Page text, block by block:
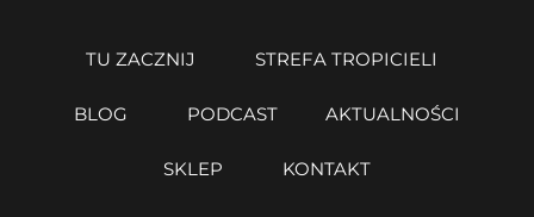
TU ZACZNIJ STREFA TROPICIELI
BLOG PODCAST AKTUALNOŚCI
SKLEP KONTAKT